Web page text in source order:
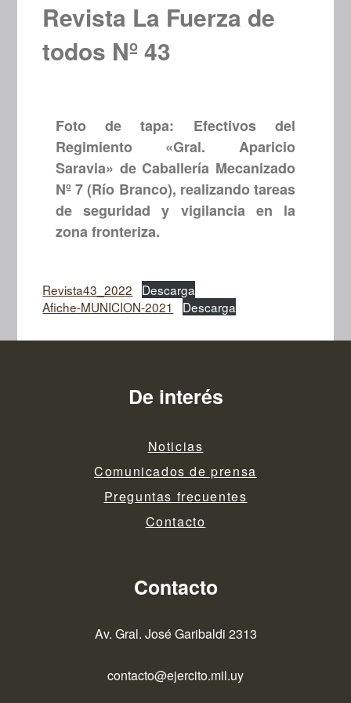
Revista La Fuerza de
todos Nº 43
Foto de tapa: Efectivos del
Regimiento «Gral. Aparicio
Saravia» de Caballería Mecanizado
Nº 7 (Río Branco), realizando tareas
de seguridad y vigilancia en la
zona fronteriza.
Revista43_2022
Descarga
Afiche-MUNICION-2021
Descarga
De interés
Noticias
Comunicados de prensa
Preguntas frecuentes
Contacto
Contacto
Av. Gral. José Garibaldi 2313
contacto@ejercito.mil.uy